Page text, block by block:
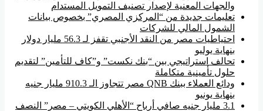
والجهات المعنية لإصدار تصنيف التمويل المستدام
تعليمات جديدة من “المركزي المصري” بخصوص بيانات
الشمول المالي للشركات
احتياطيات مصر من النقد الأجنبي تقفز لـ 56.3 مليار دولار
بنهاية يوليو
تحالف استراتيجي بين “بنك نكست” و”كاف للتأمين” لتقديم
حلول تأمينية متكاملة
ودائع العملاء ببنك QNB مصر تتجاوز الـ 910.3 مليار جنيه
بنهاية يونيو
3.1 مليار جنيه صافي أرباح “الأهلي الكويتي – مصر” النصف